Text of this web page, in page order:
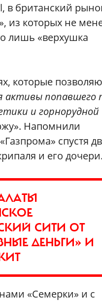
в британский
из которых не
лишь «верхушка
которые
активы попавшего
и горнорудной
Напомнили
спустя
и его
СИТИ ОТ
ДЕНЬГИ» И
«Семерки» и с